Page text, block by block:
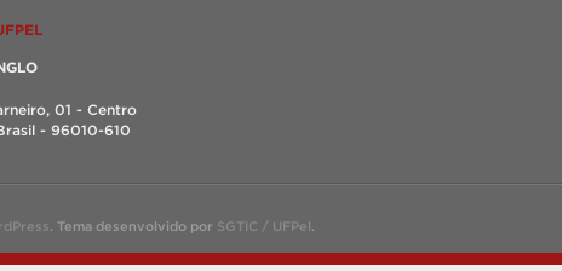
01 - Centro
- 96010-610
. Tema desenvolvido por SGTIC / UFPel.